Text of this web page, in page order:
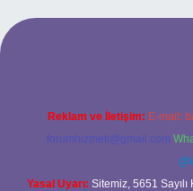
giriş
Reklam ve İletişim: E-mail:
forumhizmeti@gmail.com
Yasal Uyarı: Sitemiz, 5651